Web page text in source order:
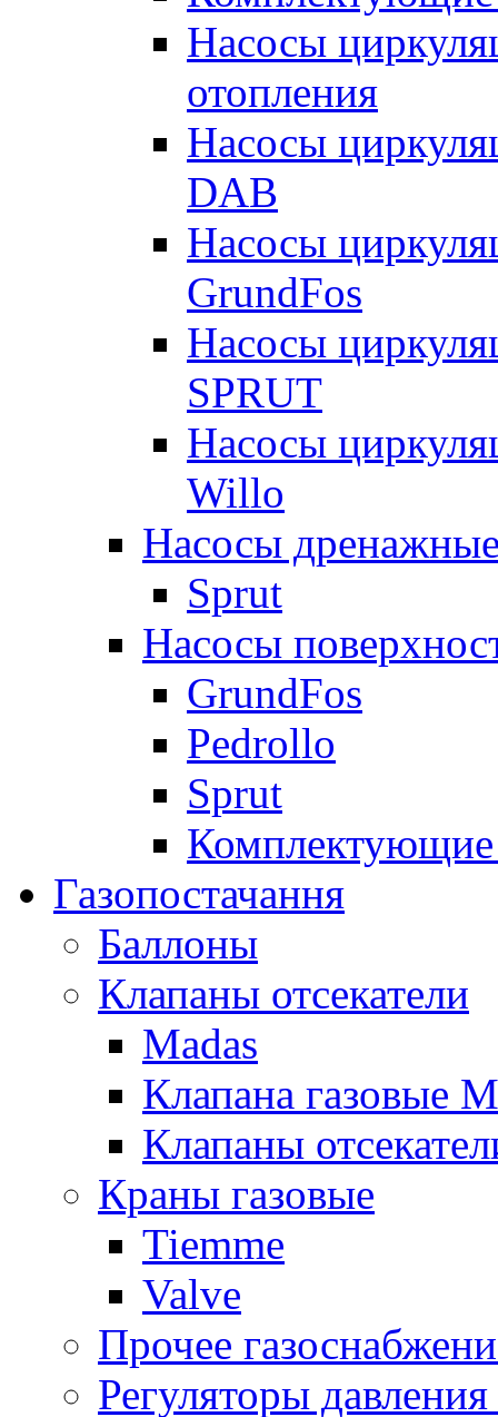
Насосы
отопления
Насосы
DAB
Насосы
GrundFos
Насосы
SPRUT
Насосы
Willo
Насосы
Sprut
Насосы
GrundFos
Pedrollo
Sprut
Комплектующие
Газопостачання
Баллоны
Клапаны отсекатели
Madas
Клапана газовые
Клапаны
Краны газовые
Tiemme
Valve
Прочее
Регуляторы давления